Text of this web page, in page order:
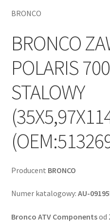
BRONCO
BRONCO
POLARIS
STALOWY
Producent BRONCO
Numer katalogowy: AU-
Bronco ATV Componentsod